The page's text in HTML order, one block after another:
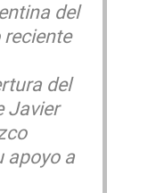
del
del
Javier
apoyo a